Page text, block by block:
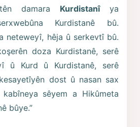
damara Kurdistanîya
Kurdistanê bû.
neteweyî, hêja û serkevtî bû.
doza Kurdistanê, serê
û Kurd û Kurdistanê, serê
dost û nasan sax
sêyem a Hikûmeta
bûye.”